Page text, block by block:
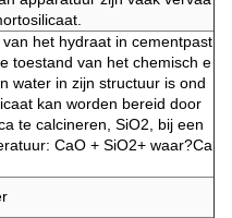
het hydraat in cementpast
toestand van het chemisch e
water in zijn structuur is ond
kan worden bereid door
te calcineren, SiO2, bij een
CaO + SiO2+ waar?Ca